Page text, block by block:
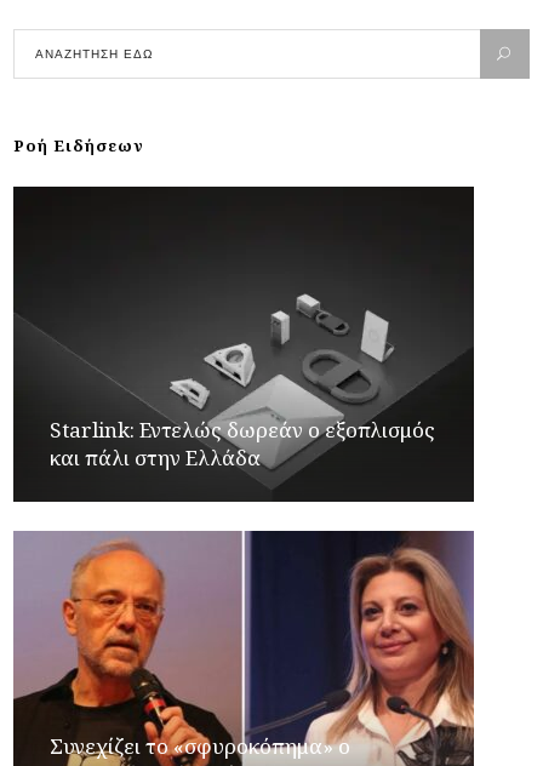
Ροή Ειδήσεων
Starlink: Εντελώς δωρεάν ο εξοπλισμός
και πάλι στην Ελλάδα
Συνεχίζει το «σφυροκόπημα» ο